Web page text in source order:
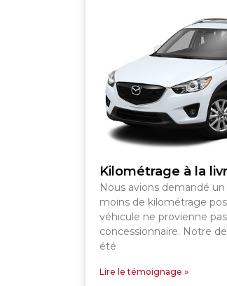
Kilométrage à la
Nous avions demandé
moins de kilométrage
véhicule ne provienne
concessionnaire. Notre
été
Lire le témoignage »